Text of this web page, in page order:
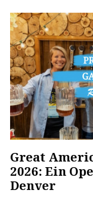
Great
2026: Ein
Denver